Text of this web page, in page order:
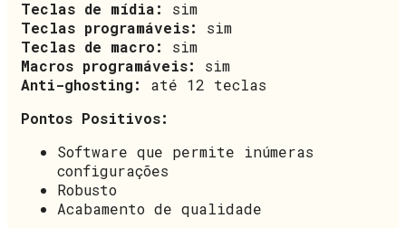
Teclas de mídia:
sim
Teclas programáveis:
sim
Teclas de macro:
sim
Macros programáveis:
sim
Anti-ghosting:
até 12 teclas
Pontos Positivos:
Software que permite inúmeras
configurações
Robusto
Acabamento de qualidade